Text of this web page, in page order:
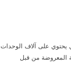
على آلاف الوحدات
المعروضة من قبل